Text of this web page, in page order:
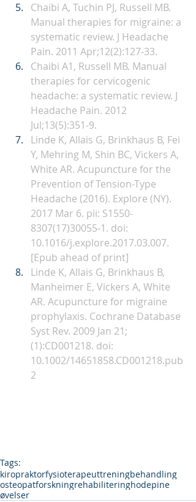
Chaibi A, Tuchin PJ, Russell MB.
Manual therapies for migraine: a
systematic review. J Headache
Pain. 2011 Apr;12(2):127-33.
Chaibi A1, Russell MB. Manual
therapies for cervicogenic
headache: a systematic review. J
Headache Pain. 2012
Jul;13(5):351-9.
Linde K, Allais G, Brinkhaus B, Fei
Y, Mehring M, Shin BC, Vickers A,
White AR. Acupuncture for the
Prevention of Tension-Type
Headache (2016). Explore (NY).
2017 Mar 6. pii: S1550-
8307(17)30055-1. doi:
10.1016/j.explore.2017.03.007.
[Epub ahead of print]
Linde K, Allais G, Brinkhaus B,
Manheimer E, Vickers A, White
AR. Acupuncture for migraine
prophylaxis. Cochrane Database
Syst Rev. 2009 Jan 21;
(1):CD001218. doi:
10.1002/14651858.CD001218.pub
2
Tags:
kiropraktorfysioterapeuttreningbehandling
osteopatforskningrehabiliteringhodepine
øvelser